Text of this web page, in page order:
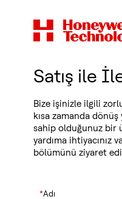
Satış ile
Bize işinizle ilgili
kısa zamanda dönüş
sahip olduğunuz bir
yardıma ihtiyacınız
bölümünü ziyaret
*Adı